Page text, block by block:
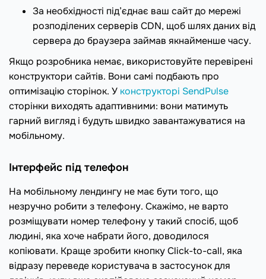
За необхідності під’єднає ваш сайт до мережі
розподілених серверів CDN, щоб шлях даних від
сервера до браузера займав якнайменше часу.
Якщо розробника немає, використовуйте перевірені
конструктори сайтів. Вони самі подбають про
оптимізацію сторінок. У конструкторі SendPulse
сторінки виходять адаптивними: вони матимуть
гарний вигляд і будуть швидко завантажуватися на
мобільному.
Інтерфейс під телефон
На мобільному лендингу не має бути того, що
незручно робити з телефону. Скажімо, не варто
розміщувати номер телефону у такий спосіб, щоб
людині, яка хоче набрати його, доводилося
копіювати. Краще зробити кнопку Click-to-call, яка
відразу переведе користувача в застосунок для